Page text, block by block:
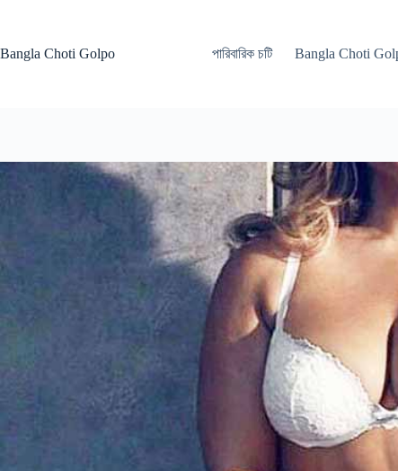
Bangla Choti Golpo
পারিবারিক চটি Bangla Choti